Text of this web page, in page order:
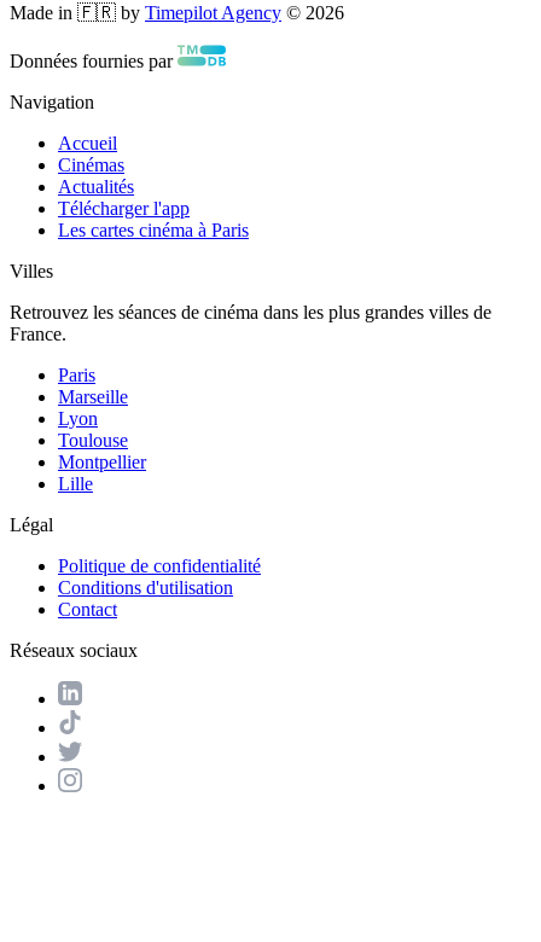
Made in 🇫🇷 by Timepilot Agency © 2026
Données fournies par
Navigation
Accueil
Cinémas
Actualités
Télécharger l'app
Les cartes cinéma à Paris
Villes
Retrouvez les séances de cinéma dans les plus grandes villes de
France.
Paris
Marseille
Lyon
Toulouse
Montpellier
Lille
Légal
Politique de confidentialité
Conditions d'utilisation
Contact
Réseaux sociaux